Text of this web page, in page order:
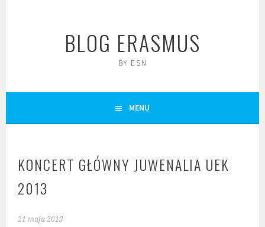
BLOG ERASMUS
BY ESN
MENU
KONCERT GŁÓWNY JUWENALIA UEK
2013
21 maja 2013